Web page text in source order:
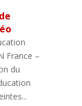
France –
du